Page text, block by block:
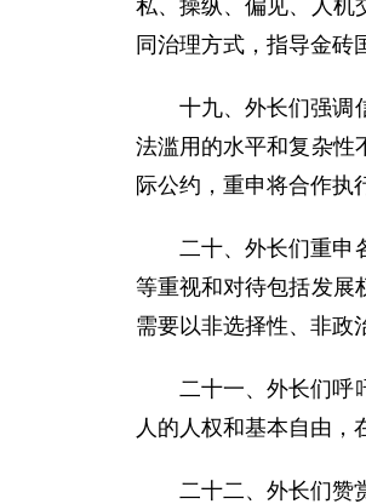
私、操纵、偏见、人机
同治理方式，指导金砖
十九、外长们强调
法滥用的水平和复杂性
际公约，重申将合作执
二十、外长们重申
等重视和对待包括发展
需要以非选择性、非政
二十一、外长们呼
人的人权和基本自由，
二十二、外长们赞